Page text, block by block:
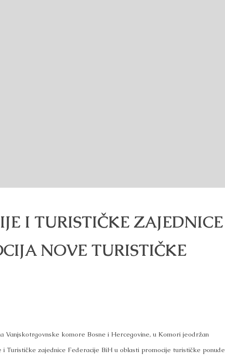
I TURISTIČKE ZAJEDNICE
NOVE TURISTIČKE
Vanjskotrgovnske komore Bosne i Hercegovine, u Komori jeodržan
i Turističke zajednice Federacije BiH u oblasti promocije turističke ponude